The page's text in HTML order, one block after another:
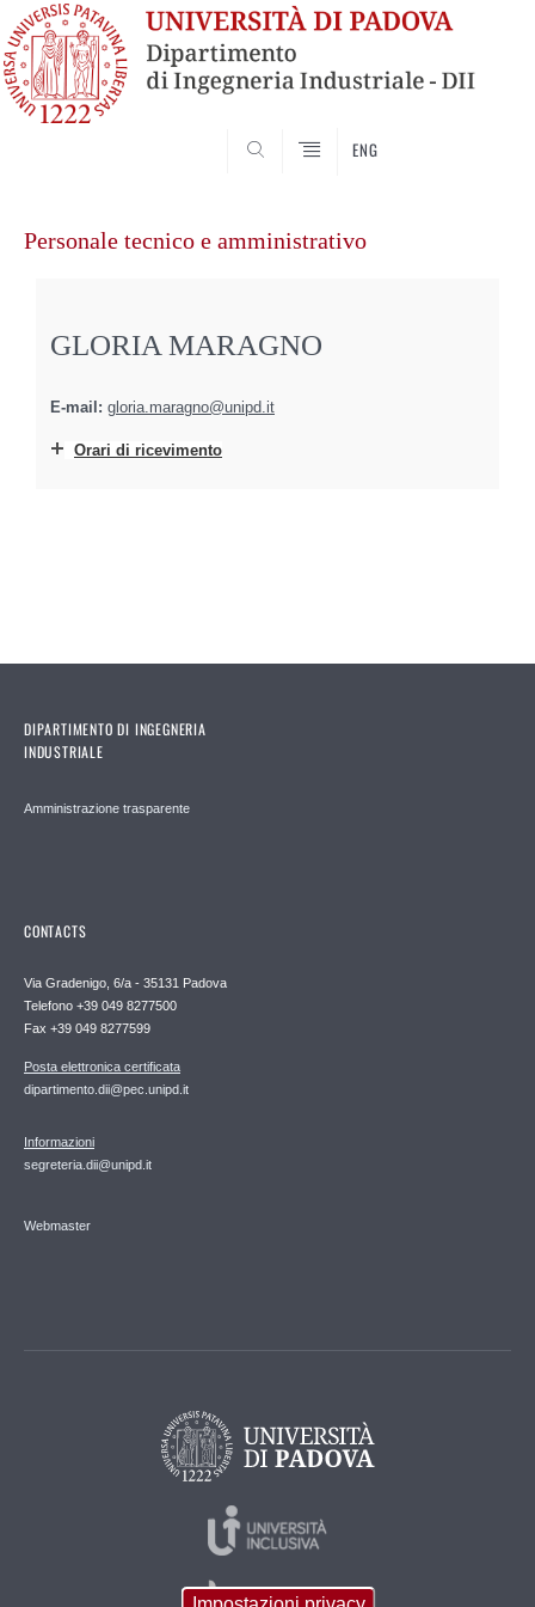
ENG
contenuto
Personale tecnico e amministrativo
GLORIA MARAGNO
E-mail: gloria.maragno@unipd.it
Orari di ricevimento
DIPARTIMENTO DI INGEGNERIA
INDUSTRIALE
Amministrazione trasparente
CONTACTS
Via Gradenigo, 6/a - 35131 Padova
Telefono +39 049 8277500
Fax +39 049 8277599
Posta elettronica certificata
dipartimento.dii@pec.unipd.it
Informazioni
segreteria.dii@unipd.it
Webmaster